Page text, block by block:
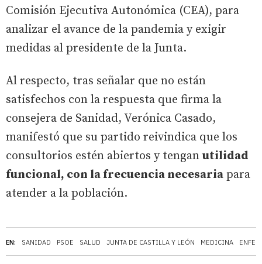
EN: SANIDAD PSOE SALUD JUNTA DE CASTILLA Y LEÓN MEDICINA
Comisión Ejecutiva Autonómica (CEA), para
analizar el avance de la pandemia y exigir
medidas al presidente de la Junta.
Al respecto, tras señalar que no están
satisfechos con la respuesta que firma la
consejera de Sanidad, Verónica Casado,
manifestó que su partido reivindica que los
consultorios estén abiertos y tengan utilidad
funcional, con la frecuencia necesaria para
atender a la población.